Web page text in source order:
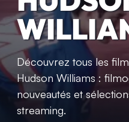
Découvrez tous les
Hudson Williams :
nouveautés et
streaming.